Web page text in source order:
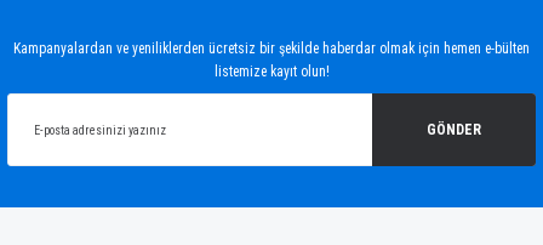
Ürün açıklamasında eksik bilgiler bulunuyor.
Kampanyalardan ve yeniliklerden ücretsiz bir şekilde haberdar olmak için hemen e-bülten
listemize kayıt olun!
GÖNDER